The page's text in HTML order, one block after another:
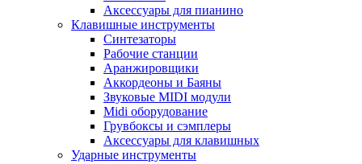
Аксессуары для пианино
Клавишные инструменты
Синтезаторы
Рабочие станции
Аранжировщики
Аккордеоны и Баяны
Звуковые MIDI модули
Midi оборудование
Грувбоксы и сэмплеры
Аксессуары для клавишных
Ударные инструменты